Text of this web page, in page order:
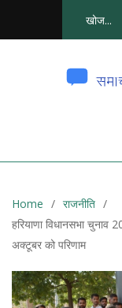
Home
राजनीति
हरियाणा विधानसभा
अक्टूबर को परिणाम